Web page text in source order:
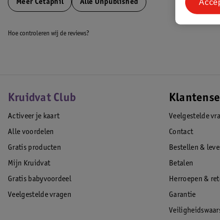
optimaal resultaat.
Meer Cetaphil Alle Unpublished
Hoe controleren wij de reviews?
Kruidvat Club
Activeer je kaart
Alle voordelen
Gratis producten
Mijn Kruidvat
Gratis babyvoordeel
Veelgestelde vragen
Veelgestelde
Contact
Bestellen &
Betalen
Herroepen &
Garantie